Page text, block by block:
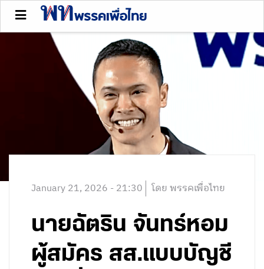
January 21, 2026 - 21:30 โดย พรรคเพื่อไทย
นายฉัตริน จันทร์หอม
ผู้สมัคร สส.แบบบัญชี